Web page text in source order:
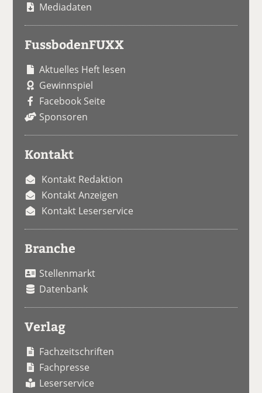
Mediadaten
FussbodenFUXX
Aktuelles Heft lesen
Gewinnspiel
Facebook Seite
Sponsoren
Kontakt
Kontakt Redaktion
Kontakt Anzeigen
Kontakt Leserservice
Branche
Stellenmarkt
Datenbank
Verlag
Fachzeitschriften
Fachpresse
Leserservice